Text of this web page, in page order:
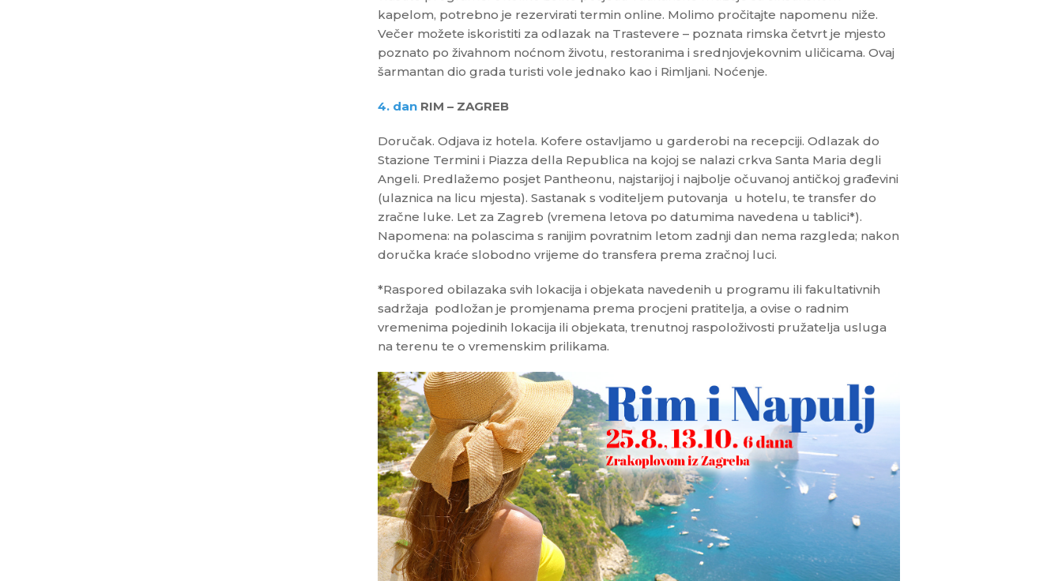
kapelom, potrebno je rezervirati termin online. Molimo pročitajte napomenu niže.
Večer možete iskoristiti za odlazak na Trastevere – poznata rimska četvrt je mjesto
poznato po živahnom noćnom životu, restoranima i srednjovjekovnim uličicama. Ovaj
šarmantan dio grada turisti vole jednako kao i Rimljani. Noćenje.
4. dan RIM – ZAGREB
Doručak. Odjava iz hotela. Kofere ostavljamo u garderobi na recepciji. Odlazak do
Stazione Termini i Piazza della Republica na kojoj se nalazi crkva Santa Maria degli
Angeli. Predlažemo posjet Pantheonu, najstarijoj i najbolje očuvanoj antičkoj građevini
(ulaznica na licu mjesta). Sastanak s voditeljem putovanja u hotelu, te transfer do
zračne luke. Let za Zagreb (vremena letova po datumima navedena u tablici*).
Napomena: na polascima s ranijim povratnim letom zadnji dan nema razgleda; nakon
doručka kraće slobodno vrijeme do transfera prema zračnoj luci.
*Raspored obilazaka svih lokacija i objekata navedenih u programu ili fakultativnih
sadržaja podložan je promjenama prema procjeni pratitelja, a ovise o radnim
vremenima pojedinih lokacija ili objekata, trenutnoj raspoloživosti pružatelja usluga
na terenu te o vremenskim prilikama.